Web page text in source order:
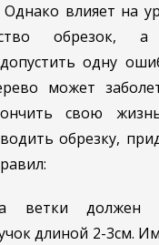
Однако влияет на
обрезок, а
одну
может
свою
обрезку,
ветки должен
длиной 2-3см.